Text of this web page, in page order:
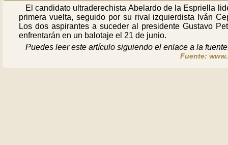
El candidato ultraderechista Abelardo de la Espriella
primera vuelta, seguido por su rival izquierdista Iván
Los dos aspirantes a suceder al presidente Gustavo
enfrentarán en un balotaje el 21 de junio.
Puedes leer este artículo siguiendo el enlace a la
Fuente: